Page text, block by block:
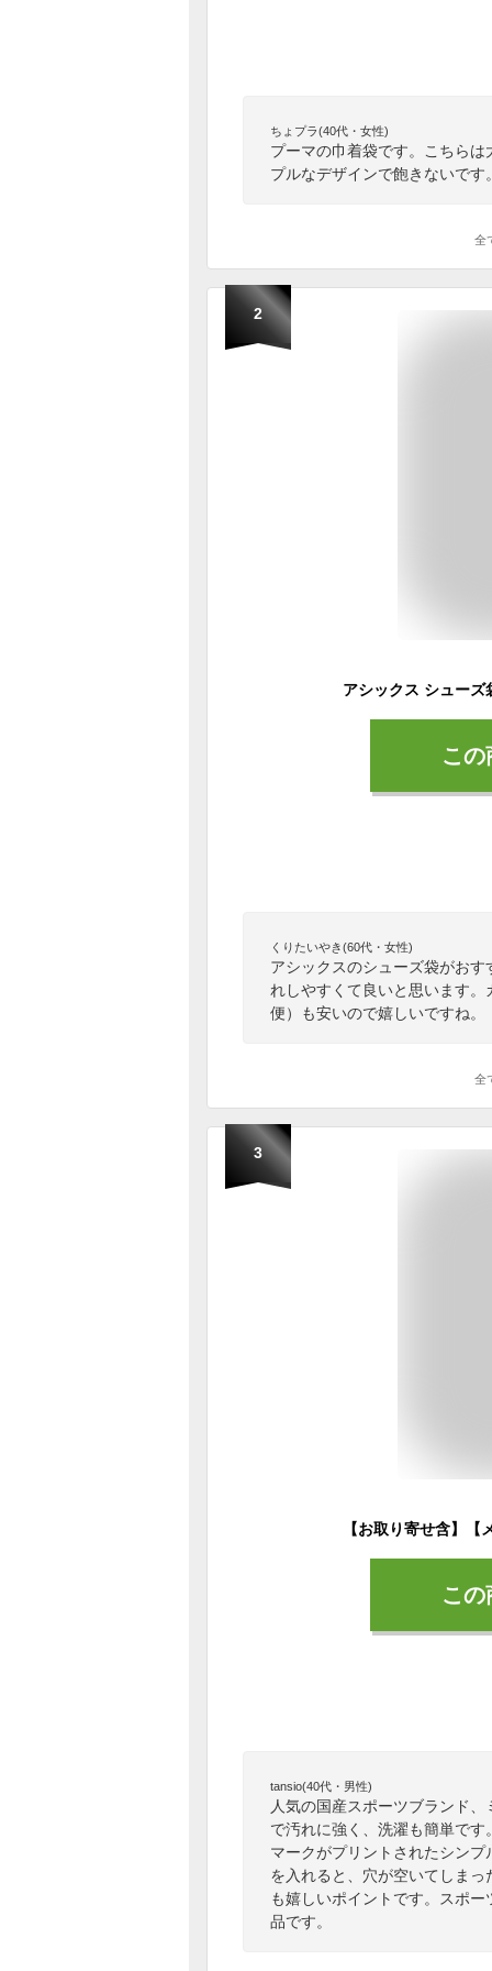
ちょプラ(40代・女性)
プーマの巾着袋です。こちら
プルなデザインで飽きないです
全
2
こ
くりたいやき(60代・女性)
アシックスのシューズ袋がお
れしやすくて良いと思います
便）も安いので嬉しいですね。
全
3
こ
tansio(40代・男性)
人気の国産スポーツブランド
で汚れに強く、洗濯も簡単で
マークがプリントされたシン
を入れると、穴が空いてしま
も嬉しいポイントです。スポ
品です。